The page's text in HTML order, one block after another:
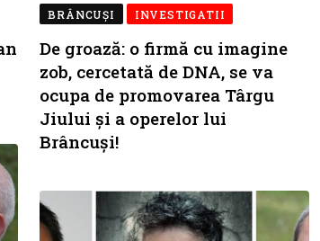
BRÂNCUŞI INVESTIGATII
De groază: o firmă cu imagine
zob, cercetată de DNA, se va
ocupa de promovarea Târgu
Jiului și a operelor lui
Brâncuși!